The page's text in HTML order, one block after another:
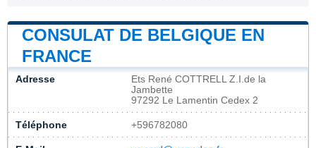
CONSULAT DE BELGIQUE EN
FRANCE
Adresse
Ets René COTTRELL Z.I.de la
Jambette
97292 Le Lamentin Cedex 2
Téléphone +596782080